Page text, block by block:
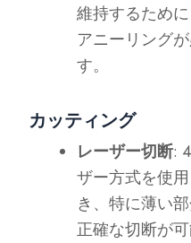
維持するため
アニーリング
す。
カッティング
レーザー切断:
ザー方式を使
き、特に薄い
正確な切断が可